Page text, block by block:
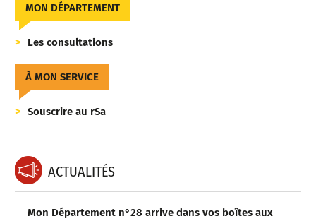
MON DÉPARTEMENT
Les consultations
À MON SERVICE
Souscrire au rSa
ACTUALITÉS
Mon Département n°28 arrive dans vos boîtes aux